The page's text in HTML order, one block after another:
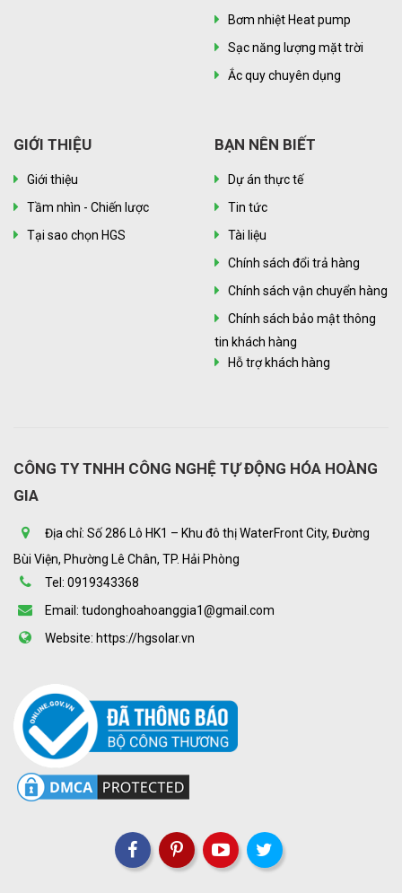
Bơm nhiệt Heat pump
Sạc năng lượng mặt trời
Ắc quy chuyên dụng
GIỚI THIỆU
Giới thiệu
Tầm nhìn - Chiến lược
Tại sao chọn HGS
BẠN NÊN BIẾT
Dự án thực tế
Tin tức
Tài liệu
Chính sách đổi trả hàng
Chính sách vận chuyển hàng
Chính sách bảo mật thông
tin khách hàng
Hỗ trợ khách hàng
CÔNG TY TNHH CÔNG NGHỆ TỰ ĐỘNG HÓA HOÀNG
GIA
Địa chỉ: Số 286 Lô HK1 – Khu đô thị WaterFront City, Đường
Bùi Viện, Phường Lê Chân, TP. Hải Phòng
Tel: 0919343368
Email: tudonghoahoanggia1@gmail.com
Website: https://hgsolar.vn